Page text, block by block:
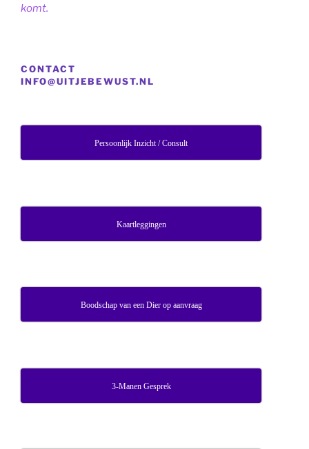
komt.
CONTACT
INFO@UITJEBEWUST.NL
Persoonlijk Inzicht / Consult
Kaartleggingen
Boodschap van een Dier op aanvraag
3-Manen Gesprek